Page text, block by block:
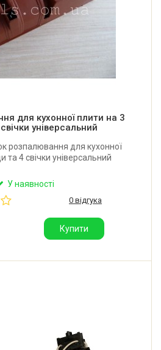
для кухонної плити на 3
універсальний
розпалювання для кухонної
та 4 свічки універсальний
У наявності
0 відгука
Купити